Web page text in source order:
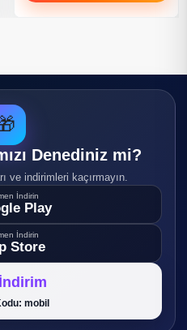
Denediniz mi?
ve indirimleri kaçırmayın.
İndirin
Play
İndirin
Store
mobil